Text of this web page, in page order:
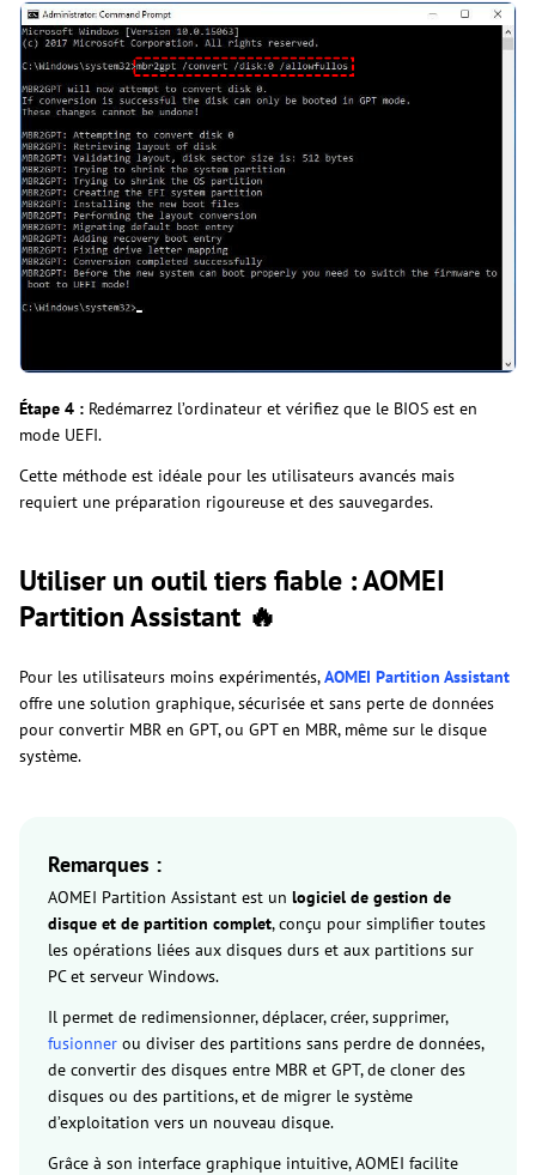
Étape 4 : Redémarrez l’ordinateur et vérifiez que le BIOS est en
mode UEFI.
Cette méthode est idéale pour les utilisateurs avancés mais
requiert une préparation rigoureuse et des sauvegardes.
Utiliser un outil tiers fiable : AOMEI
Partition Assistant 🔥
Pour les utilisateurs moins expérimentés,AOMEI Partition Assistant
offre une solution graphique, sécurisée et sans perte de données
pour convertir MBR en GPT, ou GPT en MBR, même sur le disque
système.
Remarques :
AOMEI Partition Assistant est un logiciel de gestion de
disque et de partition complet, conçu pour simplifier toutes
les opérations liées aux disques durs et aux partitions sur
PC et serveur Windows.
Il permet de redimensionner, déplacer, créer, supprimer,
fusionner ou diviser des partitions sans perdre de données,
de convertir des disques entre MBR et GPT, de cloner des
disques ou des partitions, et de migrer le système
d’exploitation vers un nouveau disque.
Grâce à son interface graphique intuitive, AOMEI facilite